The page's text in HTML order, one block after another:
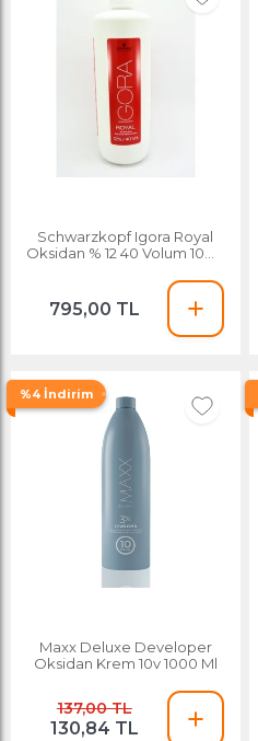
Schwarzkopf Igora Royal
Oksidan % 12 40 Volum 1000
795,00 TL
%4 İndirim
Maxx Deluxe Developer
Oksidan Krem 10v 1000 Ml
137,00 TL
130,84 TL